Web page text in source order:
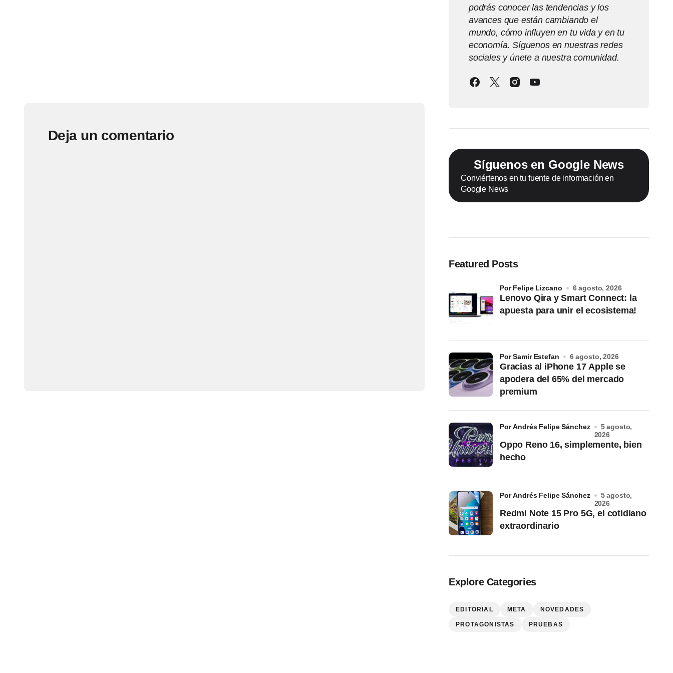
Deja un comentario
podrás conocer las tendencias y los
avances que están cambiando el
mundo, cómo influyen en tu vida y en tu
economía. Síguenos en nuestras redes
sociales y únete a nuestra comunidad.
Síguenos en Google News
Conviértenos en tu fuente de información en
Google News
Featured Posts
Lenovo Qira y Smart Connect: la
apuesta para unir el ecosistema!
por Felipe Lizcano 6 agosto, 2026
Gracias al iPhone 17 Apple se
apodera del 65% del mercado
premium
por Samir Estefan 6 agosto, 2026
Oppo Reno 16, simplemente, bien
hecho
por Andrés Felipe Sánchez
5 agosto,
2026
Redmi Note 15 Pro 5G, el cotidiano
extraordinario
por Andrés Felipe Sánchez
5 agosto,
2026
Explore Categories
EDITORIAL META NOVEDADES
PROTAGONISTAS PRUEBAS